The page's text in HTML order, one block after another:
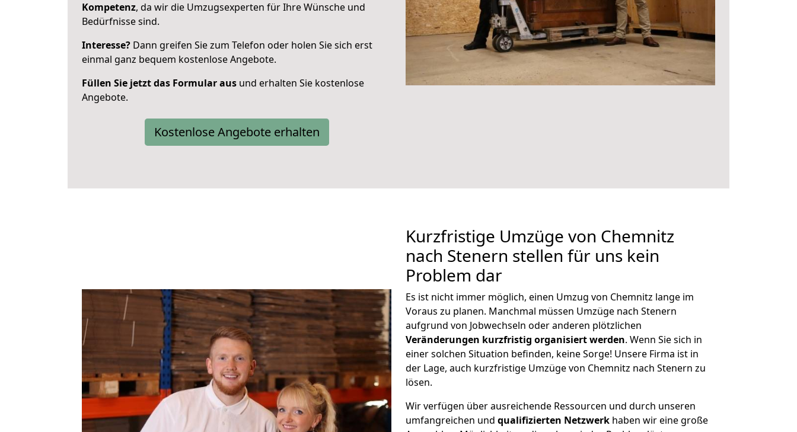
Kompetenz, da wir die Umzugsexperten für Ihre Wünsche und
Bedürfnisse sind.
Interesse? Dann greifen Sie zum Telefon oder holen Sie sich erst
einmal ganz bequem kostenlose Angebote.
Füllen Sie jetzt das Formular aus und erhalten Sie kostenlose
Angebote.
Kostenlose Angebote erhalten
Kurzfristige Umzüge von Chemnitz
nach Stenern stellen für uns kein
Problem dar
Es ist nicht immer möglich, einen Umzug von Chemnitz lange im
Voraus zu planen. Manchmal müssen Umzüge nach Stenern
aufgrund von Jobwechseln oder anderen plötzlichen
Veränderungen kurzfristig organisiert werden. Wenn Sie sich in
einer solchen Situation befinden, keine Sorge! Unsere Firma ist in
der Lage, auch kurzfristige Umzüge von Chemnitz nach Stenern zu
lösen.
Wir verfügen über ausreichende Ressourcen und durch unseren
umfangreichen und qualifizierten Netzwerk haben wir eine große